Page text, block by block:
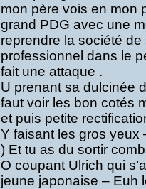
mon père vois en mon
grand PDG avec une
reprendre la société
professionnel dans le
fait une attaque .
U prenant sa dulcinée
faut voir les bon cotés
et puis petite
Y faisant les gros yeux
) Et tu as du sortir
O coupant Ulrich qui
jeune japonaise – Euh